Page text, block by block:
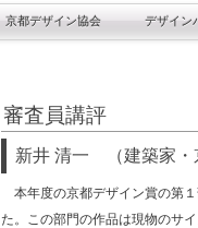
京都デザイン協会 デザイン
審査員講評
新井 清一 （建築家・
本年度の京都デザイン賞の第
た。この部門の作品は現物のサ